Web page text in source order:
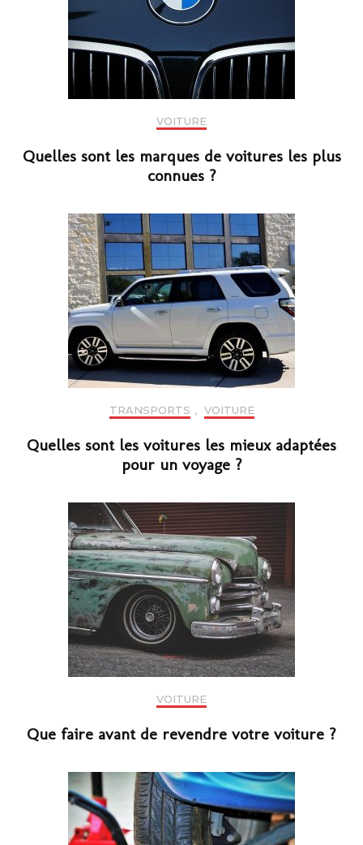
VOITURE
Quelles sont les marques de voitures les plus
connues ?
TRANSPORTS , VOITURE
Quelles sont les voitures les mieux adaptées
pour un voyage ?
VOITURE
Que faire avant de revendre votre voiture ?